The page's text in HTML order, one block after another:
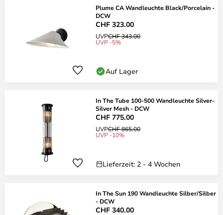
Plume CA Wandleuchte Black/Porcelain -
DCW
CHF 323.00
UVPCHF 343.00
UVP -5%
Auf Lager
In The Tube 100-500 Wandleuchte Silver-
Silver Mesh - DCW
CHF 775.00
UVPCHF 865.00
UVP -10%
Lieferzeit: 2 - 4 Wochen
In The Sun 190 Wandleuchte Silber/Silber
- DCW
CHF 340.00